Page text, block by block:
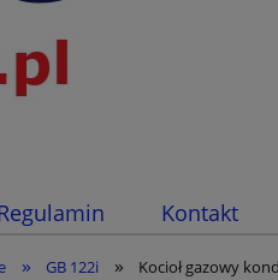
Kontakt
» GB 122i » Kocioł gazowy